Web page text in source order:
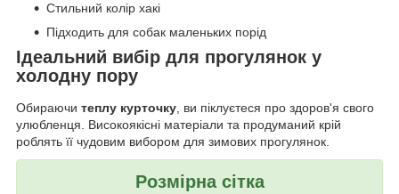
Стильний колір хакі
Підходить для собак маленьких порід
Ідеальний вибір для прогулянок у
холодну пору
Обираючи теплу курточку , ви піклуєтеся про здоров'я свого
улюбленця. Високоякісні матеріали та продуманий крій
роблять її чудовим вибором для зимових прогулянок.
Розмірна сітка